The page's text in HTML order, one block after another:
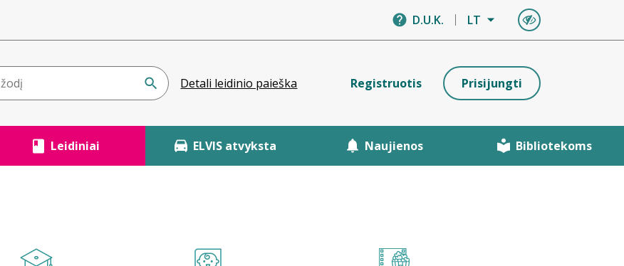
D.U.K. LT
Detali leidinio paieška Registruotis Prisijungti
Leidiniai ELVIS atvyksta Naujienos Bibliotekoms